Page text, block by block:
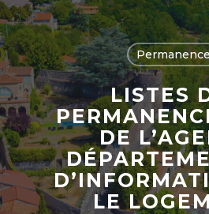
Skip
to
main
content
LISTES
DE
LE